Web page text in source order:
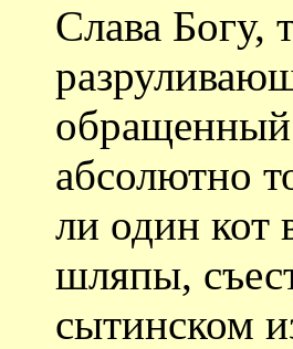
Слава Богу,
обращенный
абсолютно
ли один кот
шляпы,
сытинском